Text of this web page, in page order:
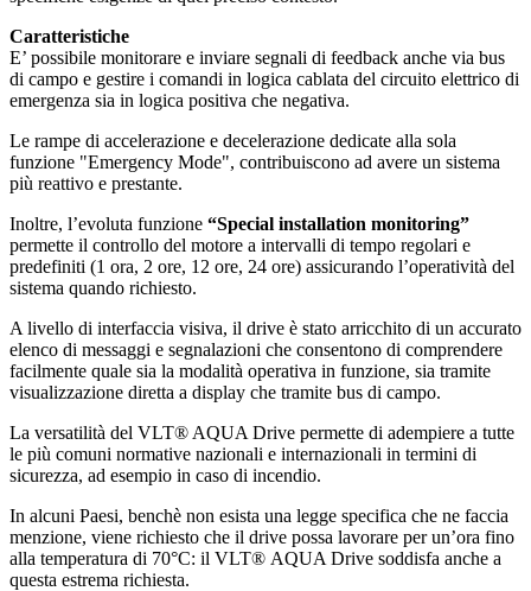
Caratteristiche
E’ possibile monitorare e inviare segnali di feedback anche via bus
di campo e gestire i comandi in logica cablata del circuito elettrico di
emergenza sia in logica positiva che negativa.
Le rampe di accelerazione e decelerazione dedicate alla sola
funzione "Emergency Mode", contribuiscono ad avere un sistema
più reattivo e prestante.
Inoltre, l’evoluta funzione “Special installation monitoring”
permette il controllo del motore a intervalli di tempo regolari e
predefiniti (1 ora, 2 ore, 12 ore, 24 ore) assicurando l’operatività del
sistema quando richiesto.
A livello di interfaccia visiva, il drive è stato arricchito di un accurato
elenco di messaggi e segnalazioni che consentono di comprendere
facilmente quale sia la modalità operativa in funzione, sia tramite
visualizzazione diretta a display che tramite bus di campo.
La versatilità del VLT® AQUA Drive permette di adempiere a tutte
le più comuni normative nazionali e internazionali in termini di
sicurezza, ad esempio in caso di incendio.
In alcuni Paesi, benchè non esista una legge specifica che ne faccia
menzione, viene richiesto che il drive possa lavorare per un’ora fino
alla temperatura di 70°C: il VLT® AQUA Drive soddisfa anche a
questa estrema richiesta.